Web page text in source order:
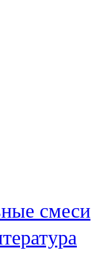
смеси